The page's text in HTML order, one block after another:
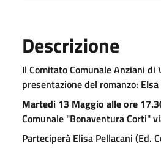
Descrizione
Il Comitato Comunale Anziani
presentazione del romanzo:
Martedi 13 Maggio alle ore
Comunale "Bonaventura Corti"
Parteciperà Elisa Pellacani (Ed.